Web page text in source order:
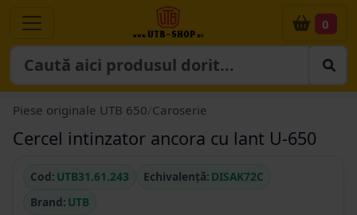
0
Piese originale UTB 650 Caroserie
Cercel intinzator ancora cu lant U-650
Cod: UTB31.61.243 Echivalență: DISAK72C
Brand: UTB